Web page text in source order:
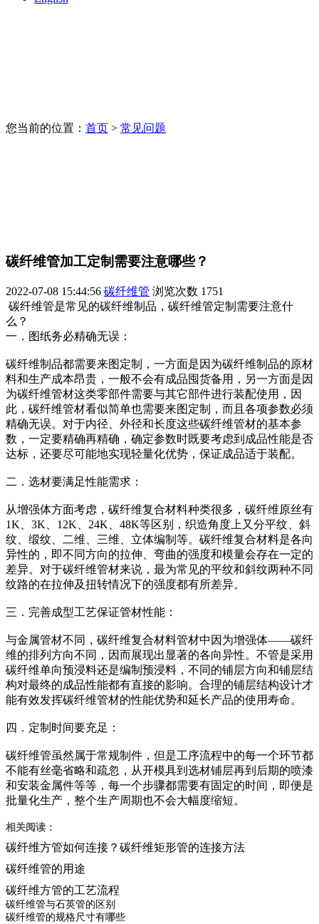
您当前的位置： 首页 > 常见问题
碳纤维管加工定制需要注意哪些？
2022-07-08 15:44:56 碳纤维管 浏览次数 1751
碳纤维管是常见的碳纤维制品，碳纤维管定制需要注意什
么？
一．图纸务必精确无误：
碳纤维制品都需要来图定制，一方面是因为碳纤维制品的原材
料和生产成本昂贵，一般不会有成品囤货备用，另一方面是因
为碳纤维管材这类零部件需要与其它部件进行装配使用，因
此，碳纤维管材看似简单也需要来图定制，而且各项参数必须
精确无误。对于内径、外径和长度这些碳纤维管材的基本参
数，一定要精确再精确，确定参数时既要考虑到成品性能是否
达标，还要尽可能地实现轻量化优势，保证成品适于装配。
二．选材要满足性能需求：
从增强体方面考虑，碳纤维复合材料种类很多，碳纤维原丝有
1K、3K、12K、24K、48K等区别，织造角度上又分平纹、斜
纹、缎纹、二维、三维、立体编制等。碳纤维复合材料是各向
异性的，即不同方向的拉伸、弯曲的强度和模量会存在一定的
差异。对于碳纤维管材来说，最为常见的平纹和斜纹两种不同
纹路的在拉伸及扭转情况下的强度都有所差异。
三．完善成型工艺保证管材性能：
与金属管材不同，碳纤维复合材料管材中因为增强体——碳纤
维的排列方向不同，因而展现出显著的各向异性。不管是采用
碳纤维单向预浸料还是编制预浸料，不同的铺层方向和铺层结
构对最终的成品性能都有直接的影响。合理的铺层结构设计才
能有效发挥碳纤维管材的性能优势和延长产品的使用寿命。
四．定制时间要充足：
碳纤维管虽然属于常规制件，但是工序流程中的每一个环节都
不能有丝毫省略和疏忽，从开模具到选材铺层再到后期的喷漆
和安装金属件等等，每一个步骤都需要有固定的时间，即便是
批量化生产，整个生产周期也不会大幅度缩短。
相关阅读：
碳纤维方管如何连接？碳纤维矩形管的连接方法
碳纤维管的用途
碳纤维方管的工艺流程
碳纤维管与石英管的区别
碳纤维管的规格尺寸有哪些